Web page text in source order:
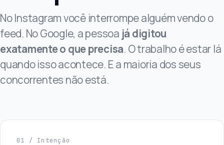
No Instagram você interrompe alguém vendo o
feed. No Google, a pessoa já digitou
exatamente o que precisa. O trabalho é estar lá
quando isso acontece. E a maioria dos seus
concorrentes não está.
01 / Intenção